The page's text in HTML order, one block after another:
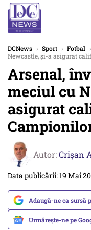
DCNews › Sport › Fotbal ›
Newcastle, și-a asigurat
Arsenal,
meciul cu
asigurat
Autor:Crişan
Data publicării: 19 Mai
Adaugă-ne ca sursă
Urmărește-ne pe